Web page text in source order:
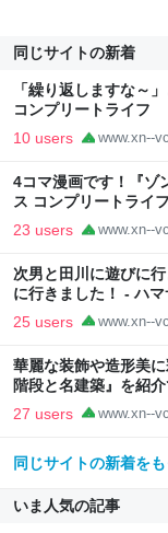
同じサイトの新着
「繰り返しますな～
コンプリートライフ
10 users www.xn--
4コマ漫画です！『ゾ
ス コンプリートライフ
23 users www.xn--
次男と田川に遊びに
に行きました！ - ハ
25 users www.xn--
華麗な装飾や造形美
階段と名建築』を紹
27 users www.xn--
同じサイトの新着を
いま人気の記事